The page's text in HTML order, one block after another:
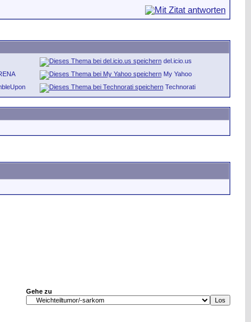
del.icio.us
My Yahoo
Technorati
Gehe zu